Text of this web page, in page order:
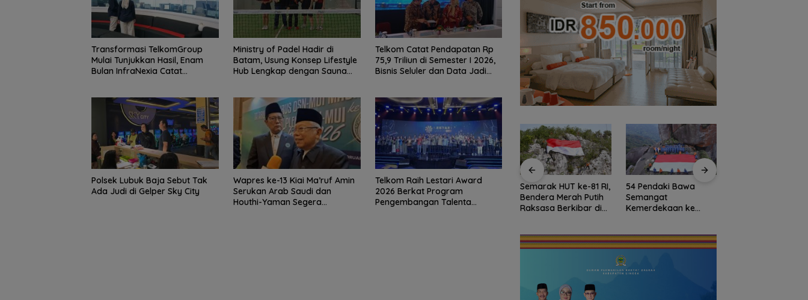
Transformasi TelkomGroup
Mulai Tunjukkan Hasil, Enam
Bulan InfraNexia Catat
Ministry of Padel Hadir di
Batam, Usung Konsep Lifestyle
Hub Lengkap dengan Sauna
Telkom Catat Pendapatan Rp
75,9 Triliun di Semester I 2026,
Bisnis Seluler dan Data Jadi
Polsek Lubuk Baja Sebut Tak
Ada Judi di Gelper Sky City
Wapres ke-13 Kiai Ma’ruf Amin
Serukan Arab Saudi dan
Houthi-Yaman Segera
Telkom Raih Lestari Award
2026 Berkat Program
Pengembangan Talenta
Persiapan HUT ke-81
RI di Natuna Sudah 80
Sekolah Kepulauan
dan 3T Kepri Dapat
Perhatian Khusus,
65 Persen Kendaraan
di Natuna Menunggak
Pajak, Warga Kini
Semarak HUT ke-81 RI,
Bendera Merah Putih
Raksasa Berkibar di
54 Pendaki Bawa
Semangat
Kemerdekaan ke
di Atas Natuna
Enam Hari Dicari, 4
ABK KM Samudra
Jaya Ditemukan